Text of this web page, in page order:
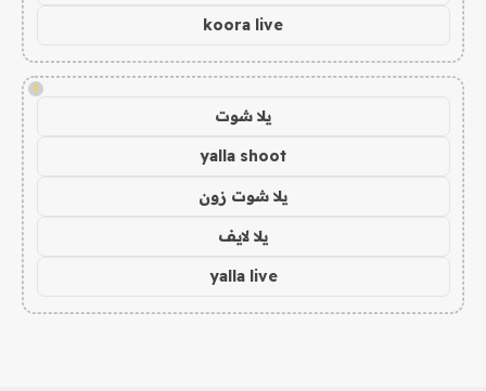
koora live
!
يلا شوت
yalla shoot
يلا شوت زون
يلا لايف
yalla live